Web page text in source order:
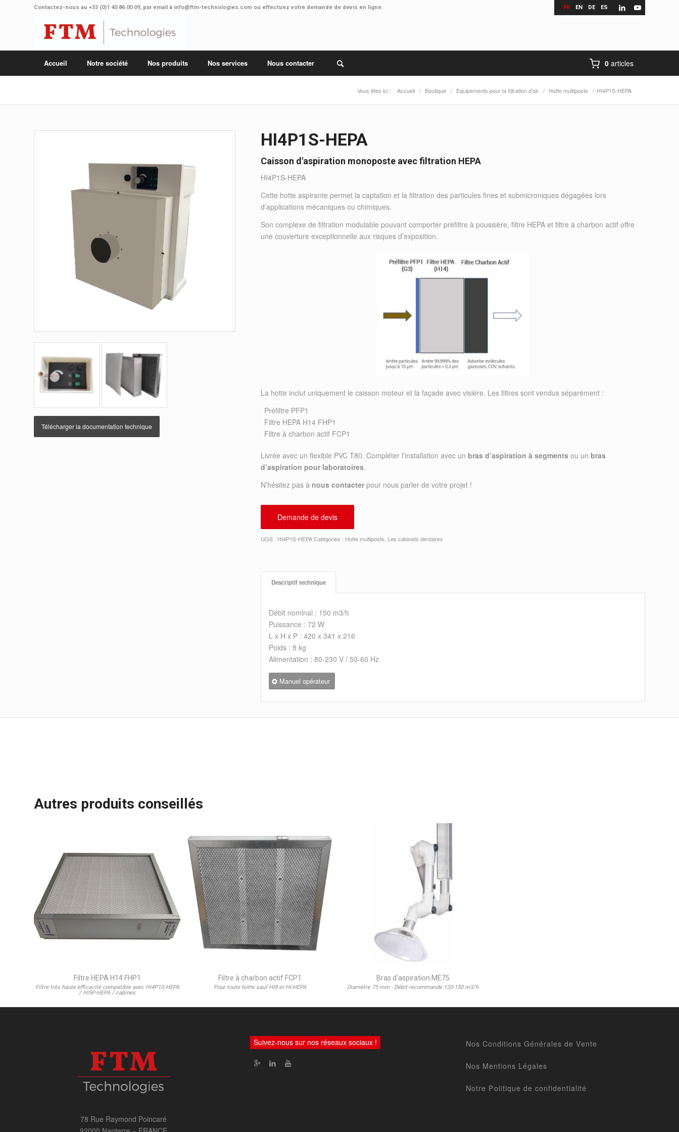
FR EN DE ES
Contactez-nous au +33 (0)1 40 86 00 09, par email à info@ftm-technologies.com ou effectuez votre demande de devis en ligne.
Accueil Notre société Nos produits Nos services Nous contacter 0 articles
Vous êtes ici : Accueil / Boutique / Equipements pour la filtration d'air / Hotte multiposte / HI4P1S-HEPA
Télécharger la documentation technique
HI4P1S-HEPA
Caisson d'aspiration monoposte avec filtration HEPA
HI4P1S-HEPA
Cette hotte aspirante permet la captation et la filtration des particules fines et submicroniques dégagées lors
d’applications mécaniques ou chimiques.
Son complexe de filtration modulable pouvant comporter préfiltre à poussière, filtre HEPA et filtre à charbon actif offre
une couverture exceptionnelle aux risques d’exposition.
La hotte inclut uniquement le caisson moteur et la façade avec visière. Les filtres sont vendus séparément :
Préfiltre PFP1
Filtre HEPA H14 FHP1
Filtre à charbon actif FCP1
Livrée avec un flexible PVC T80. Compléter l’installation avec un bras d’aspiration à segments ou un bras
d’aspiration pour laboratoires.
N’hésitez pas à nous contacter pour nous parler de votre projet !
Demande de devis
UGS : HI4P1S-HEPA Catégories : Hotte multiposte Les cabinets dentaires
Descriptif technique
Débit nominal : 150 m3/h
Puissance : 72 W
L x H x P : 420 x 341 x 216
Poids : 8 kg
Alimentation : 80-230 V / 50-60 Hz
Manuel opérateur
Autres produits conseillés
Filtre HEPA H14 FHP1
Filtre très haute efficacité compatible avec HI4P1S-HEPA
/ HI5P-HEPA / cabines
Filtre à charbon actif FCP1
Pour toute hotte sauf HI8 et HI-HEPA
Bras d’aspiration ME75
Diamètre 75 mm - Débit recommandé 120-150 m3/h
78 Rue Raymond Poincaré
Suivez-nous sur nos réseaux sociaux ! Nos Conditions Générales de Vente
Nos Mentions Légales
Notre Politique de confidentialité